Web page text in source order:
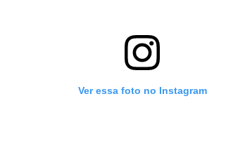
Ver essa foto no Instagram